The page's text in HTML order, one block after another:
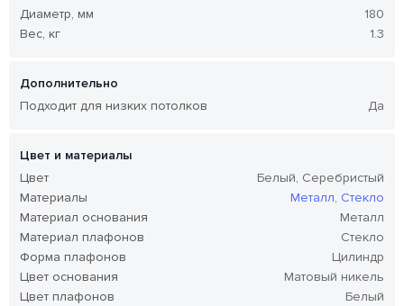
Диаметр, мм
180
Вес, кг
1.3
Дополнительно
Подходит для низких потолков
Да
Цвет и материалы
Цвет
Белый, Серебристый
Материалы
Металл, Стекло
Материал основания
Металл
Материал плафонов
Стекло
Форма плафонов
Цилиндр
Цвет основания
Матовый никель
Цвет плафонов
Белый